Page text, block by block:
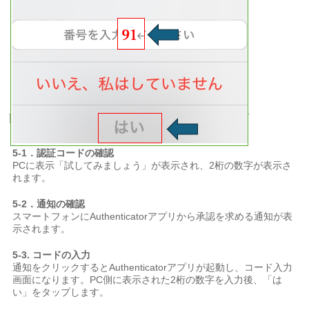
5-1．認証コードの確認
PCに表示「試してみましょう」が表示され、2桁の数字が表示さ
れます。
5-2．通知の確認
スマートフォンにAuthenticatorアプリから承認を求める通知が表
示されます。
5-3. コードの入力
通知をクリックするとAuthenticatorアプリが起動し、コード入力
画面になります。PC側に表示された2桁の数字を入力後、「は
い」をタップします。